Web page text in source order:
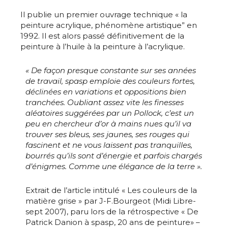
J'accepte les termes et conditions
* Champ obligatoire
Prénom
J'accepte lestermes et conditions
* Champ obligatoire
Il publie un premier ouvrage technique « la
peinture acrylique, phénomène artistique” en
1992. Il est alors passé définitivement de la
peinture à l’huile à la peinture à l’acrylique.
« De façon presque constante sur ses années
de travail, spasp emploie des couleurs fortes,
déclinées en variations et oppositions bien
tranchées. Oubliant assez vite les finesses
aléatoires suggérées par un Pollock, c’est un
peu en chercheur d’or à mains nues qu’il va
trouver ses bleus, ses jaunes, ses rouges qui
fascinent et ne vous laissent pas tranquilles,
bourrés qu’ils sont d’énergie et parfois chargés
d’énigmes. Comme une élégance de la terre ».
Extrait de l’article intitulé « Les couleurs de la
matière grise » par J-F.Bourgeot (Midi Libre-
sept 2007), paru lors de la rétrospective « De
Patrick Danion à spasp, 20 ans de peinture» –